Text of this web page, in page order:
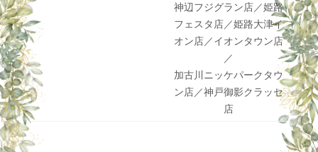
神辺フジグラン店／姫路
フェスタ店／姫路大津イ
オン店／イオンタウン店
／
加古川ニッケパークタウ
ン店／神戸御影クラッセ
店